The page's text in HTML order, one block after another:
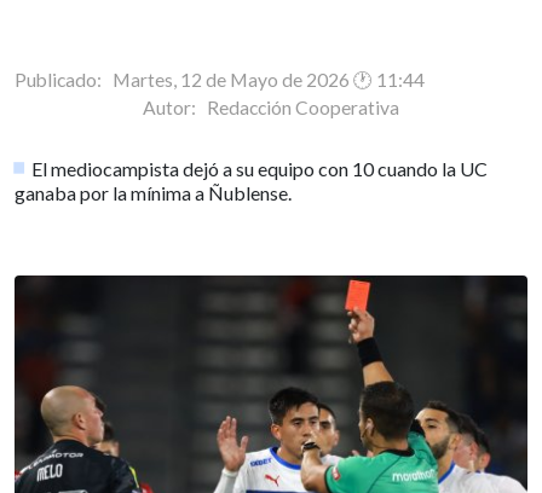
Publicado: Martes, 12 de Mayo de 2026 🕐 11:44
Autor: Redacción Cooperativa
El mediocampista dejó a su equipo con 10 cuando la UC
ganaba por la mínima a Ñublense.